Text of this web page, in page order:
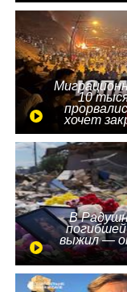
10
хочет
В
выжил —